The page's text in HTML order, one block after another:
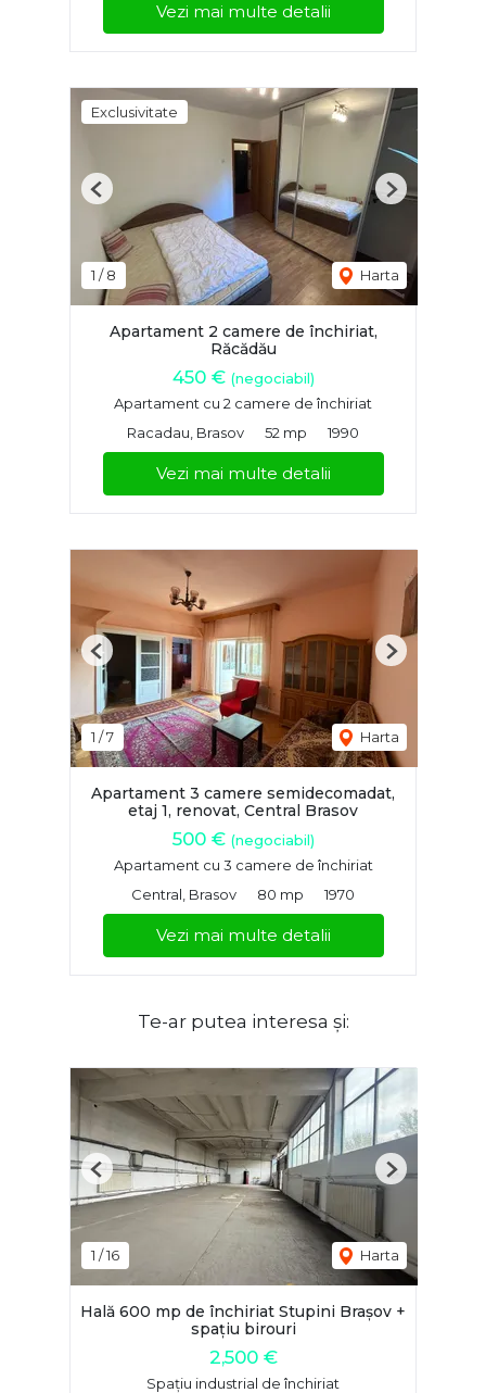
Vezi mai multe detalii
Exclusivitate
1 /8 Harta
Previous Next
Apartament 2 camere de închiriat,
Răcădău
450 € (negociabil)
Apartament cu 2 camere de închiriat
Racadau, Brasov
52 mp 1990
Vezi mai multe detalii
1 /7 Harta
Previous Next
Apartament 3 camere semidecomadat,
etaj 1, renovat, Central Brasov
500 € (negociabil)
Apartament cu 3 camere de închiriat
Central, Brasov
80 mp 1970
Vezi mai multe detalii
Te-ar putea interesa și:
1 /16 Harta
Previous Next
Hală 600 mp de închiriat Stupini Brașov +
spațiu birouri
2,500 €
Spațiu industrial de închiriat